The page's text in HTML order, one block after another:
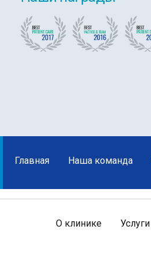
Главная Наша команда
О клинике Услуги